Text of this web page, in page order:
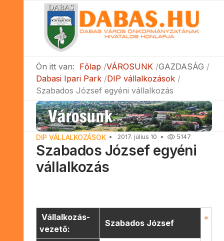
Ön itt van: Főlap VÁROSUNK GAZDASÁG
Dabasi Ipari Park DIP vállalkozások
Szabados József egyéni vállalkozás
DIP VÁLLALKOZÁSOK 2017. július 10 5147
Szabados József egyéni
vállalkozás
Vállalkozás-
vezető:
Szabados József